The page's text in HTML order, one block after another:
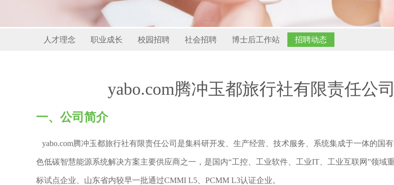
人才理念 职业成长 校园招聘 社会招聘 博士后工作站 招聘动态
yabo.com腾冲玉都旅行社有限责任公
一、公司简介
yabo.com腾冲玉都旅行社有限责任公司是集科研开发、生产经营、技术服务、系统集成于一体的国
色低碳智慧能源系统解决方案主要供应商之一，是国内“工控、工业软件、工业IT、工业互联网”领
标试点企业、山东省内较早一批通过CMMI L5、PCMM L3认证企业。